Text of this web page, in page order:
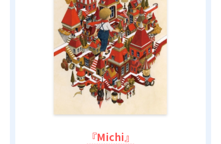
『Michi』